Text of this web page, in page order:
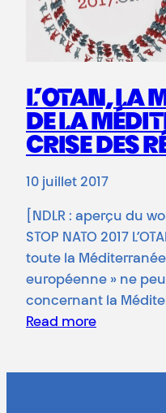
L’OTAN, LA
DE LA
CRISE DES
10 juillet 2017
[NDLR : aperçu du
STOP NATO 2017
toute la
européenne » ne
concernant la
Read more